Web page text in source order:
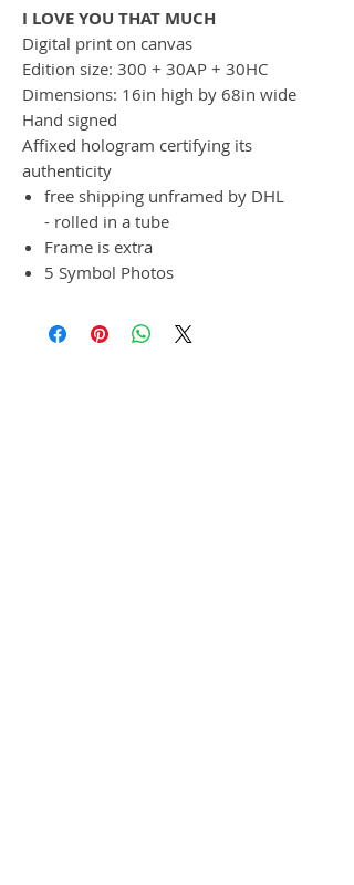
I LOVE YOU THAT MUCH
Digital print on canvas
Edition size: 300 + 30AP + 30HC
Dimensions: 16in high by 68in wide
Hand signed
Affixed hologram certifying its
authenticity
free shipping unframed by DHL
- rolled in a tube
Frame is extra
5 Symbol Photos